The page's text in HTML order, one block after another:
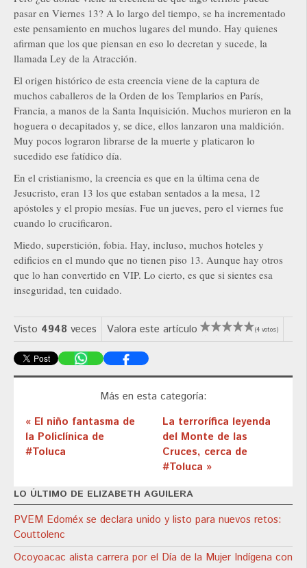
pasar en Viernes 13? A lo largo del tiempo, se ha incrementado
este pensamiento en muchos lugares del mundo. Hay quienes
afirman que los que piensan en eso lo decretan y sucede, la
llamada Ley de la Atracción.
El origen histórico de esta creencia viene de la captura de
muchos caballeros de la Orden de los Templarios en París,
Francia, a manos de la Santa Inquisición. Muchos murieron en la
hoguera o decapitados y, se dice, ellos lanzaron una maldición.
Muy pocos lograron librarse de la muerte y platicaron lo
sucedido ese fatídico día.
En el cristianismo, la creencia es que en la última cena de
Jesucristo, eran 13 los que estaban sentados a la mesa, 12
apóstoles y el propio mesías. Fue un jueves, pero el viernes fue
cuando lo crucificaron.
Miedo, superstición, fobia. Hay, incluso, muchos hoteles y
edificios en el mundo que no tienen piso 13. Aunque hay otros
que lo han convertido en VIP. Lo cierto, es que si sientes esa
inseguridad, ten cuidado.
Visto 4948 veces Valora este artículo (4 votos)
Más en esta categoría:
« El niño fantasma de
la Policlínica de
#Toluca
La terrorífica leyenda
del Monte de las
Cruces, cerca de
#Toluca »
LO ÚLTIMO DE ELIZABETH AGUILERA
PVEM Edoméx se declara unido y listo para nuevos retos:
Couttolenc
Ocoyoacac alista carrera por el Día de la Mujer Indígena con